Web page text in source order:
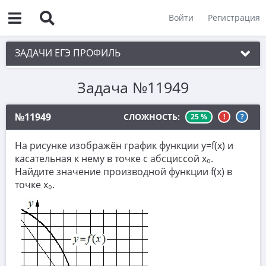
Войти Регистрация
ЗАДАЧИ ЕГЭ ПРОФИЛЬ
1. Планиметрия
2. Векторы
3. Стереометрия
4. Классическое определение вероятности
5. Теория вероятностей
7. Нахождение значений выражений
8. Производная
9. Задачи прикладного содержания
Задача №11949
№11949 СЛОЖНОСТЬ: 25 % ! ?
На рисунке изображён график функции y=f(x) и
касательная к нему в точке с абсциссой x₀.
Найдите значение производной функции f(x) в
точке x₀.